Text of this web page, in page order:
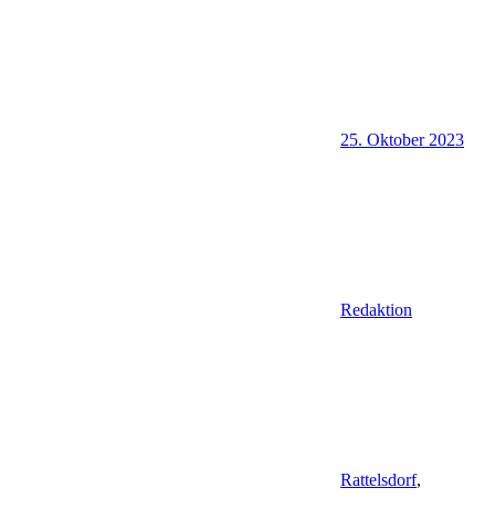
25. Oktober 2023
Redaktion
Rattelsdorf,